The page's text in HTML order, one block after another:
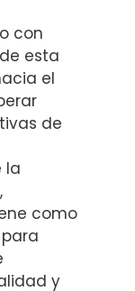
con
esta
el
de
la
como
y